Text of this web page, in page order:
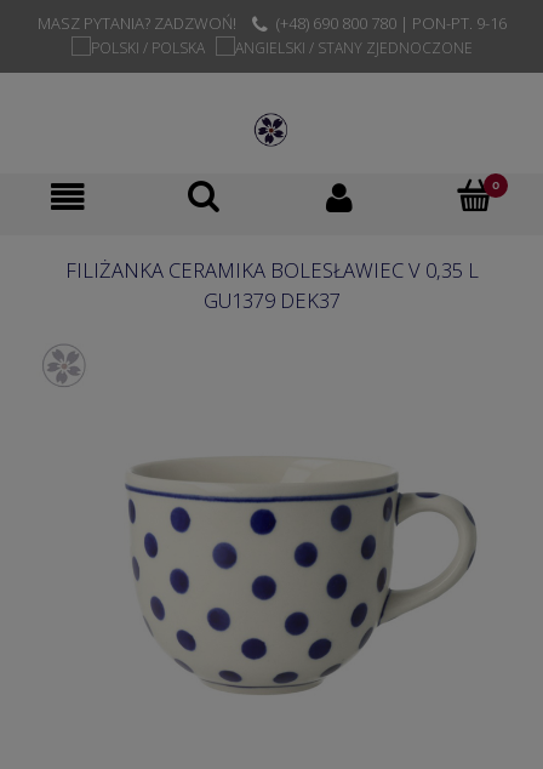
MASZ PYTANIA? ZADZWOŃ! (+48) 690 800 780 | PON-PT. 9-16
FILIŻANKA CERAMIKA BOLESŁAWIEC V 0,35 L
GU1379 DEK37